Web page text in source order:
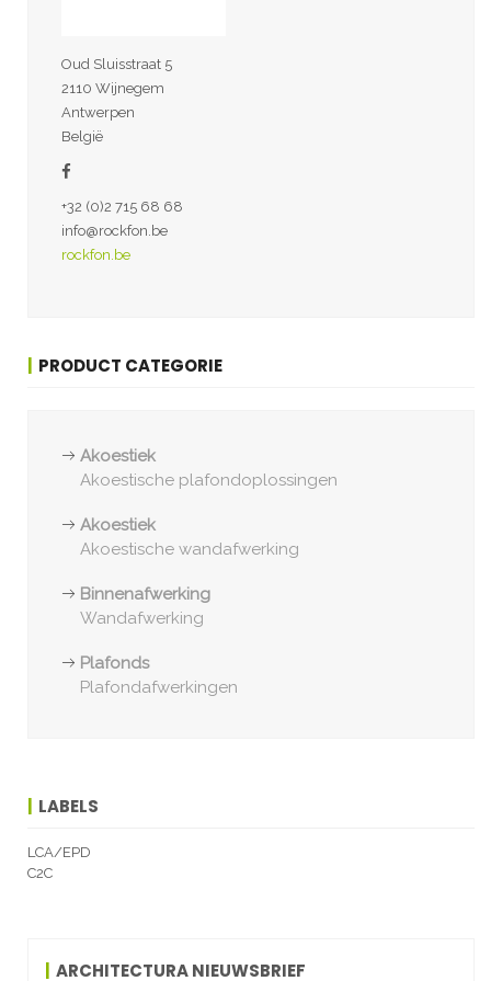
Oud Sluisstraat 5
2110 Wijnegem
Antwerpen
België
+32 (0)2 715 68 68
info@rockfon.be
rockfon.be
PRODUCT CATEGORIE
Akoestiek
Akoestische plafondoplossingen
Akoestiek
Akoestische wandafwerking
Binnenafwerking
Wandafwerking
Plafonds
Plafondafwerkingen
LABELS
LCA/EPD
C2C
ARCHITECTURA NIEUWSBRIEF